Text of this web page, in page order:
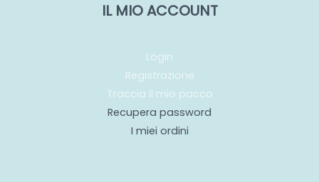
IL MIO ACCOUNT
Login
Registrazione
Traccia il mio pacco
Recupera password
I miei ordini